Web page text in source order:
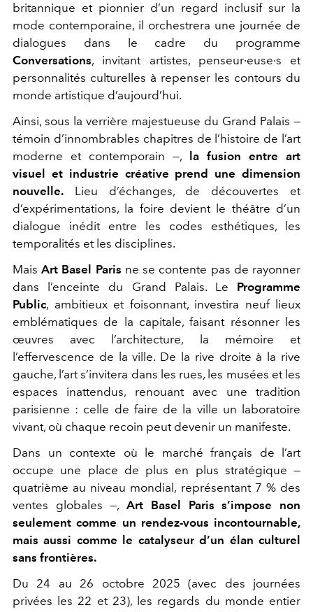
britannique et pionnier d’un regard inclusif sur la
mode contemporaine, il orchestrera une journée de
dialogues dans le cadre du programme
Conversations, invitant artistes, penseur·euse·s et
personnalités culturelles à repenser les contours du
monde artistique d’aujourd’hui.
Ainsi, sous la verrière majestueuse du Grand Palais —
témoin d’innombrables chapitres de l’histoire de l’art
moderne et contemporain —,
la fusion entre art
visuel et industrie créative prend une dimension
nouvelle. Lieu d’échanges, de découvertes et
d’expérimentations, la foire devient le théâtre d’un
dialogue inédit entre les codes esthétiques, les
temporalités et les disciplines.
MaisArt Basel Paris ne se contente pas de rayonner
dans l’enceinte du Grand Palais. Le Programme
Public, ambitieux et foisonnant, investira neuf lieux
emblématiques de la capitale, faisant résonner les
œuvres avec l’architecture, la mémoire et
l’effervescence de la ville. De la rive droite à la rive
gauche, l’art s’invitera dans les rues, les musées et les
espaces inattendus, renouant avec une tradition
parisienne : celle de faire de la ville un laboratoire
vivant, où chaque recoin peut devenir un manifeste.
Dans un contexte où le marché français de l’art
occupe une place de plus en plus stratégique —
quatrième au niveau mondial, représentant 7 % des
ventes globales —,Art Basel Paris s’impose non
seulement comme un rendez-vous incontournable,
mais aussi comme le catalyseur d’un élan culturel
sans frontières.
Du 24 au 26 octobre 2025 (avec des journées
privées les 22 et 23), les regards du monde entier